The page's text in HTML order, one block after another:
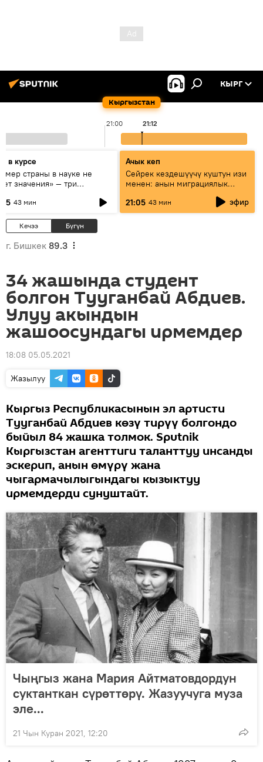
Кыргызстан
КЫРГ
21:00 21:12
в курсе
страны в науке не
значения» — три
и Кыргызстана в
43 мин
Ачык кеп
Сейрек кездешүүчү куштун изи
менен: анын миграциялык
жолу эмнеден кабар берет?
21:05 43 мин эфир
Кечээ Бүгүн
г. Бишкек 89.3
34 жашында студент
болгон Тууганбай Абдиев.
Улуу акындын
жашоосундагы ирмемдер
18:08 05.05.2021
Жазылуу
Кыргыз Республикасынын эл артисти
Тууганбай Абдиев көзү тирүү болгондо
быйыл 84 жашка толмок. Sputnik
Кыргызстан агенттиги таланттуу инсанды
эскерип, анын өмүрү жана
чыгармачылыгындагы кызыктуу
ирмемдерди сунуштайт.
Чыңгыз жана Мария Айтматовдордун
суктанткан сүрөттөрү. Жазуучуга муза
эле...
21 Чын Куран 2021, 12:20